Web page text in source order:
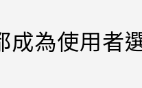
成為使用者